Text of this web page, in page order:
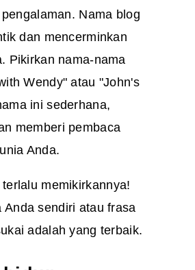
Nama blog
dan mencerminkan
Pikirkan nama-nama
Wendy" atau "John's
ini sederhana,
memberi pembaca
Anda.
memikirkannya!
Anda sendiri atau frasa
adalah yang terbaik.